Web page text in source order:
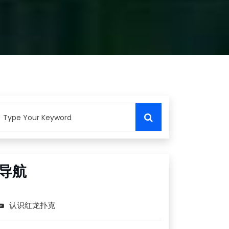
航
认识红龙扑克